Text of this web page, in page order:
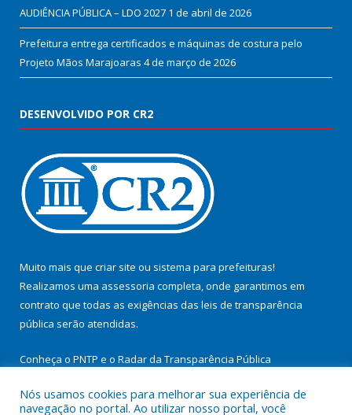
AUDIÊNCIA PÚBLICA – LDO 2027 1 de abril de 2026
Prefeitura entrega certificados e máquinas de costura pelo
Projeto Mãos Marajoaras 4 de março de 2026
DESENVOLVIDO POR CR2
Muito mais que criar site ou sistema para prefeituras!
Realizamos uma assessoria completa, onde garantimos em
contrato que todas as exigências das leis de transparência
pública serão atendidas.
Conheça o PNTP e o Radar da Transparência Pública
Nós usamos cookies para melhorar sua experiência de
navegação no portal. Ao utilizar nosso portal, você